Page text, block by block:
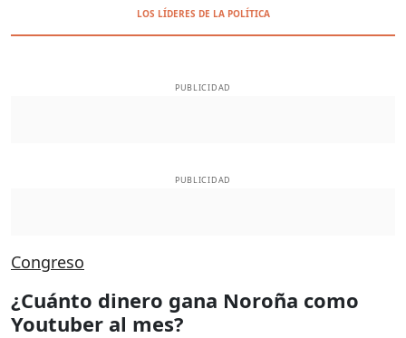
LOS LÍDERES DE LA POLÍTICA
PUBLICIDAD
PUBLICIDAD
Congreso
¿Cuánto dinero gana Noroña como
Youtuber al mes?